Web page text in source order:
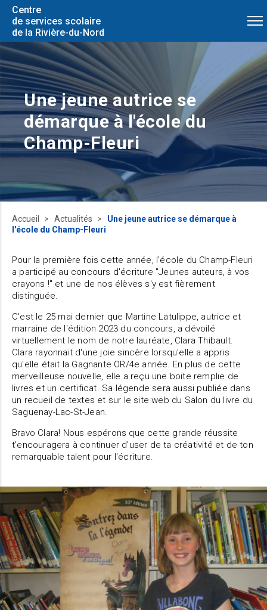
Centre
de services scolaire
de la Rivière-du-Nord
Une jeune autrice se
démarque à l'école du
Champ-Fleuri
Accueil Actualités
Une jeune autrice se démarque à
l'école du Champ-Fleuri
Pour la première fois cette année, l'école du Champ-Fleuri
a participé au concours d'écriture "Jeunes auteurs, à vos
crayons !" et une de nos élèves s'y est fièrement
distinguée.
C'est le 25 mai dernier que Martine Latulippe, autrice et
marraine de l'édition 2023 du concours, a dévoilé
virtuellement le nom de notre lauréate, Clara Thibault.
Clara rayonnait d'une joie sincère lorsqu'elle a appris
qu'elle était la Gagnante OR/4e année. En plus de cette
merveilleuse nouvelle, elle a reçu une boite remplie de
livres et un certificat. Sa légende sera aussi publiée dans
un recueil de textes et sur le site web du Salon du livre du
Saguenay-Lac-St-Jean.
Bravo Clara! Nous espérons que cette grande réussite
t'encouragera à continuer d'user de ta créativité et de ton
remarquable talent pour l'écriture.